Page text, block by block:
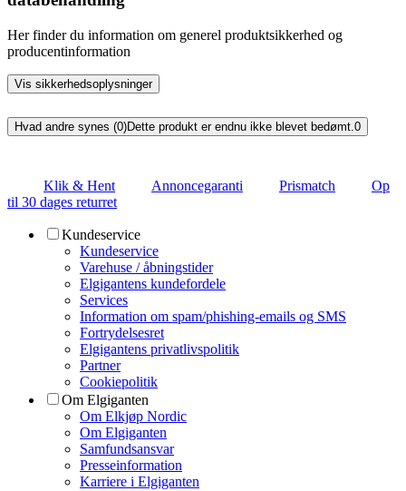
Her finder du information om generel produktsikkerhed og
producentinformation
Vis sikkerhedsoplysninger
Hvad andre synes (0)Dette produkt er endnu ikke blevet bedømt. 0
Klik & Hent Annoncegaranti Prismatch
Op
til 30 dages returret
Kundeservice
Kundeservice
Varehuse / åbningstider
Elgigantens kundefordele
Services
Information om spam/phishing-emails og SMS
Fortrydelsesret
Elgigantens privatlivspolitik
Partner
Cookiepolitik
Om Elgiganten
Om Elkjøp Nordic
Om Elgiganten
Samfundsansvar
Presseinformation
Karriere i Elgiganten